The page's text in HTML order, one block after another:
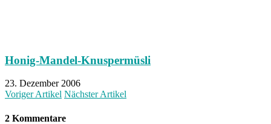
Honig-Mandel-Knuspermüsli
23. Dezember 2006
Voriger Artikel Nächster Artikel
2 Kommentare